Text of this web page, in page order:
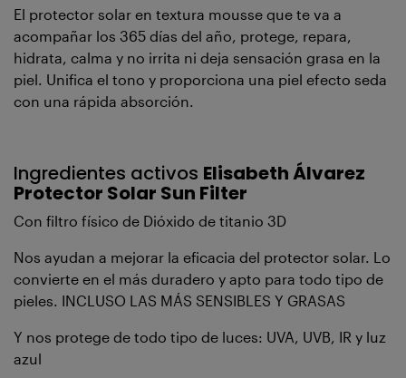
El protector solar en textura mousse que te va a
acompañar los 365 días del año, protege, repara,
hidrata, calma y no irrita ni deja sensación grasa en la
piel. Unifica el tono y proporciona una piel efecto seda
con una rápida absorción.
Ingredientes activos Elisabeth Álvarez
Protector Solar Sun Filter
Con filtro físico de Dióxido de titanio 3D
Nos ayudan a mejorar la eficacia del protector solar. Lo
convierte en el más duradero y apto para todo tipo de
pieles. INCLUSO LAS MÁS SENSIBLES Y GRASAS
Y nos protege de todo tipo de luces: UVA, UVB, IR y luz
azul